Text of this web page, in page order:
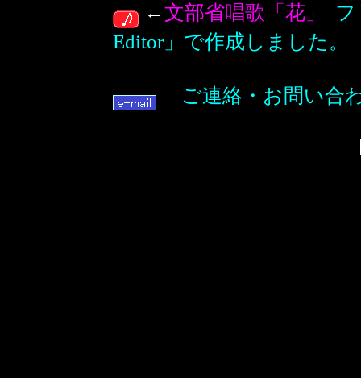
←文部省唱歌「花」
フ
Editor」で作成しました。
ご連絡・お問い合